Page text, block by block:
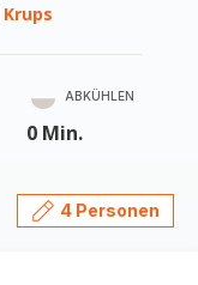
Krups
ABKÜHLEN
0 Min.
4 Personen